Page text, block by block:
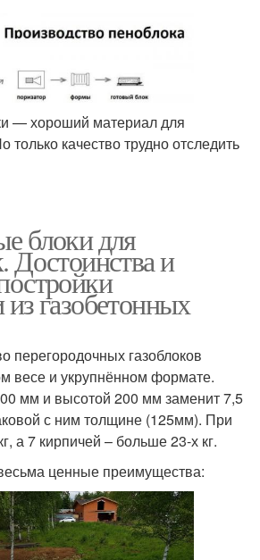
— хороший материал для
только качество трудно отследить
блоки для
Достоинства и
из газобетонных
перегородочных газоблоков
весе и укрупнённом формате.
мм и высотой 200 мм заменит 7,5
с ним толщине (125мм). При
а 7 кирпичей – больше 23-х кг.
ценные преимущества: